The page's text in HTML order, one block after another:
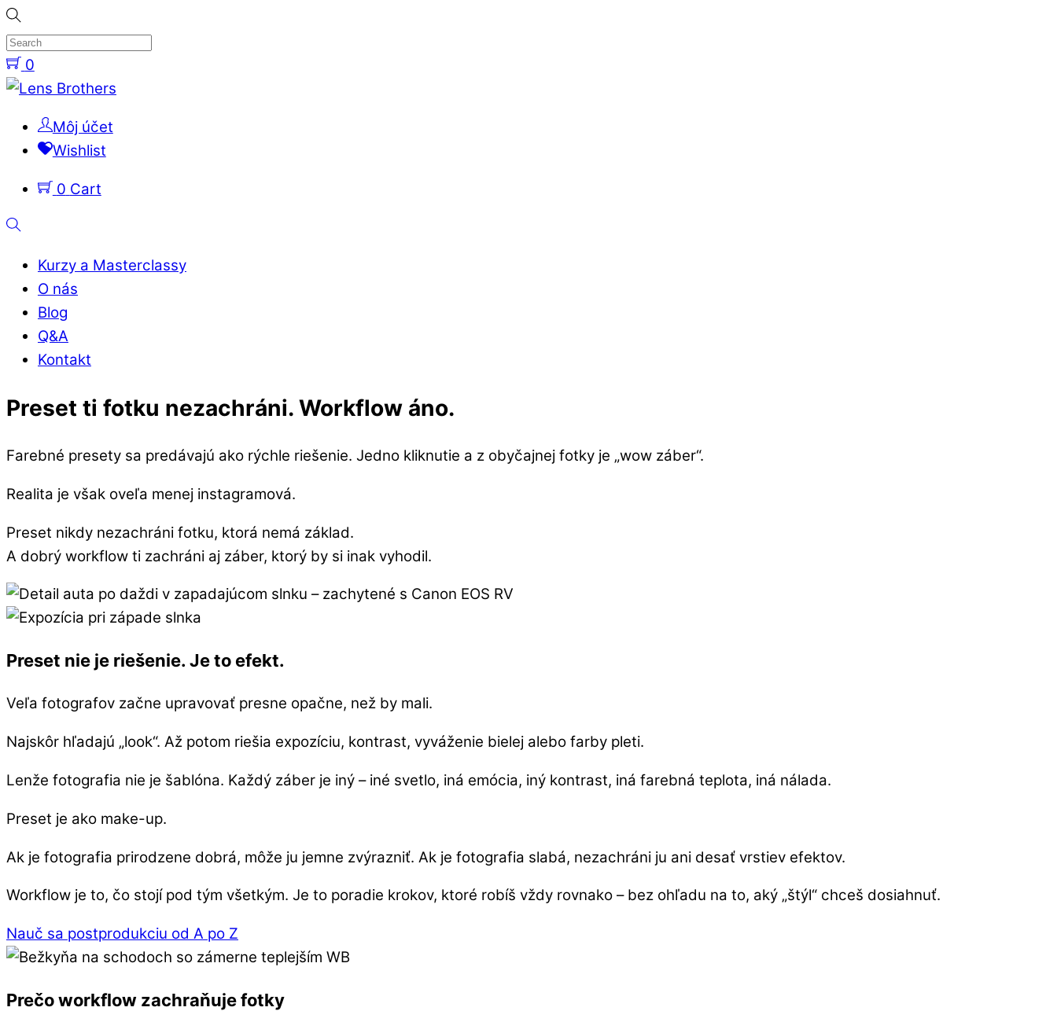
Skip
to
content
0
Menu
Môj účet
Wishlist
0 Cart
Search
Kurzy a Masterclassy
O nás
Blog
Q&A
Kontakt
Close
Menu
Preset ti fotku nezachráni. Workflow áno.
Farebné presety sa predávajú ako rýchle riešenie. Jedno kliknutie a z obyčajnej fotky je „wow záber“.
Realita je však oveľa menej instagramová.
Preset nikdy nezachráni fotku, ktorá nemá základ.
A dobrý workflow ti zachráni aj záber, ktorý by si inak vyhodil.
Preset nie je riešenie. Je to efekt.
Veľa fotografov začne upravovať presne opačne, než by mali.
Najskôr hľadajú „look“. Až potom riešia expozíciu, kontrast, vyváženie bielej alebo farby pleti.
Lenže fotografia nie je šablóna. Každý záber je iný – iné svetlo, iná emócia, iný kontrast, iná farebná teplota, iná nálada.
Preset je ako make-up.
Ak je fotografia prirodzene dobrá, môže ju jemne zvýrazniť. Ak je fotografia slabá, nezachráni ju ani desať vrstiev efektov.
Workflow je to, čo stojí pod tým všetkým. Je to poradie krokov, ktoré robíš vždy rovnako – bez ohľadu na to, aký „štýl“ chceš dosiahnuť.
Nauč sa postprodukciu od A po Z
Prečo workflow zachraňuje fotky